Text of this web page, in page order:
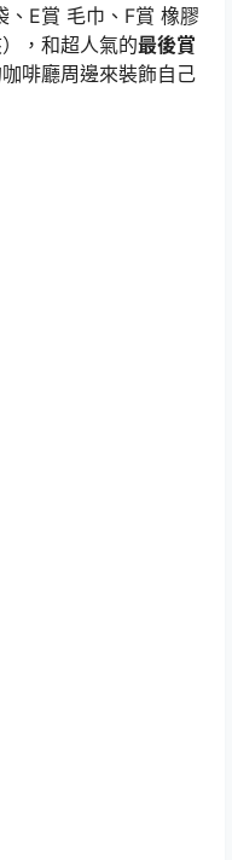
、E賞 毛巾、F賞 橡膠
，和超人氣的最後賞
咖啡廳周邊來裝飾自己